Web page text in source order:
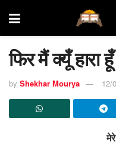
फिर मैं क्यूँ हारा
by Shekhar Mourya 12/